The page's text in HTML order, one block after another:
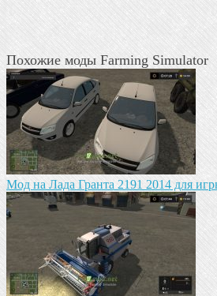
Похожие моды Farming Simulator
Мод на Лада Гранта 2191 2014 для